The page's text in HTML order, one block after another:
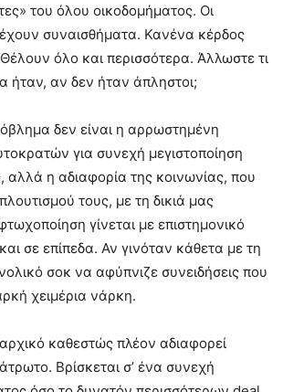
του όλου οικοδομήματος. Οι
έχουν συναισθήματα. Κανένα κέρδος
Θέλουν όλο και περισσότερα. Άλλωστε τι
ήταν, αν δεν ήταν άπληστοι;
δεν είναι η αρρωστημένη
για συνεχή μεγιστοποίηση
η αδιαφορία της κοινωνίας, που
τους, με τη δικιά μας
γίνεται με επιστημονικό
σε επίπεδα. Αν γινόταν κάθετα με τη
σοκ να αφύπνιζε συνειδήσεις που
χειμέρια νάρκη.
καθεστώς πλέον αδιαφορεί
Βρίσκεται σ’ ένα συνεχή